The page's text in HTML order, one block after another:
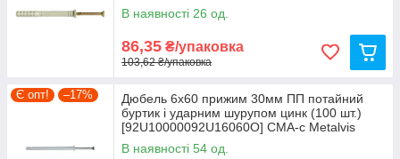
В наявності 26 од.
86,35 ₴/упаковка
103,62 ₴/упаковка
Є опт! –17%
Дюбель 6х60 прижим 30мм ПП потайний
буртик і ударним шурупом цинк (100 шт.)
[92U10000092U16060О] CMА-c Metalvis
В наявності 54 од.